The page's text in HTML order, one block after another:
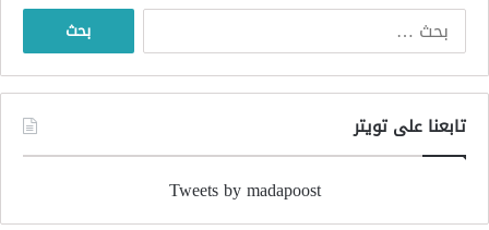
البحث
تابعنا على تويتر
Tweets by madapoost